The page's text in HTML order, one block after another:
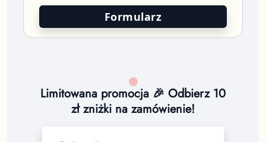
Formularz
Limitowana promocja 🎉 Odbierz 10
zł zniżki na zamówienie!